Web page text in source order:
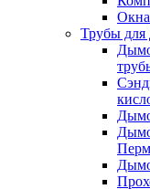
Трубы для